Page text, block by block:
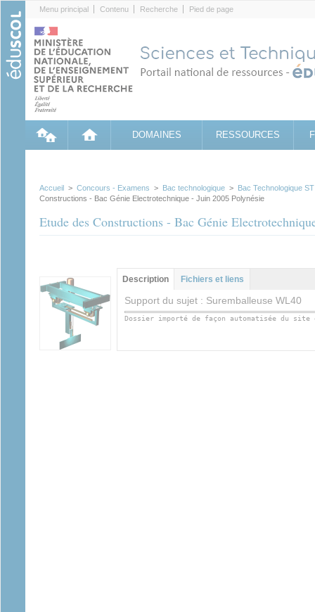
Menu principal Contenu Recherche Pied de page
DOMAINES RESSOURCES
Accueil > Concours - Examens > Bac technologique > Bac Technologique
Constructions - Bac Génie Electrotechnique - Juin 2005 Polynésie
Etude des Constructions - Bac Génie
Groupe principal
Description (onglet
actif)
Fichiers et liens
Support du sujet : Suremballeuse WL40
Dossier importé de façon automatisée du site du